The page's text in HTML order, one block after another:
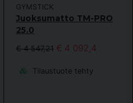
GYMSTICK
Juoksumatto TM-PRO
25.0
€ 4 547,21 € 4 092,4
Tilaustuote tehty